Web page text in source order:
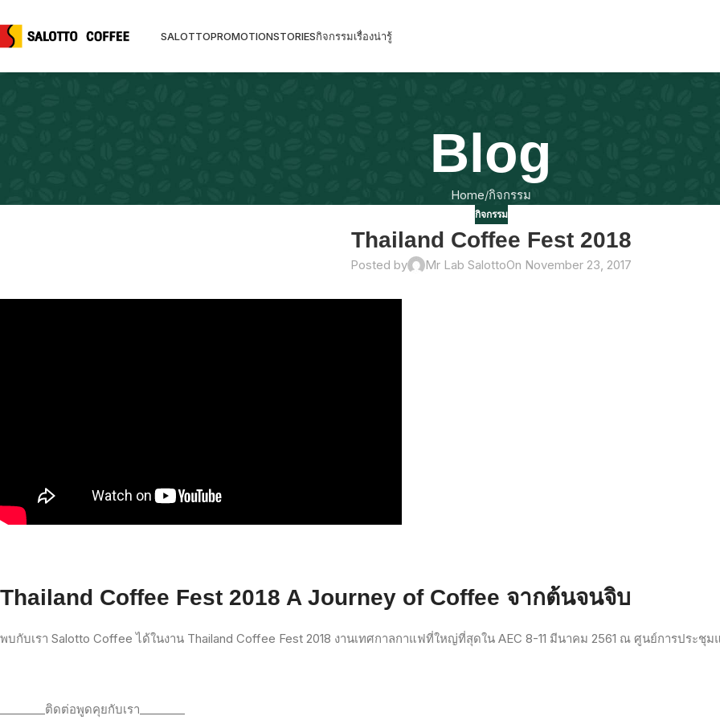
SALOTTOPROMOTIONSTORIESกิจกรรมเรื่องน่ารู้
Blog
Home กิจกรรม
กิจกรรม
Thailand Coffee Fest 2018
Posted by Mr Lab SalottoOn November 23, 2017
Thailand Coffee Fest 2018 A Journey of Coffee จากต้นจนจิบ
พบกับเรา Salotto Coffeeได้ในงาน Thailand Coffee Fest 2018 งานเทศกาลกาแฟที่ใหญ่ที่สุดใน AEC 8-11 มีนาคม 2561 ณ ศูนย์การประชุม
ติดต่อพูดคุยกับเรา